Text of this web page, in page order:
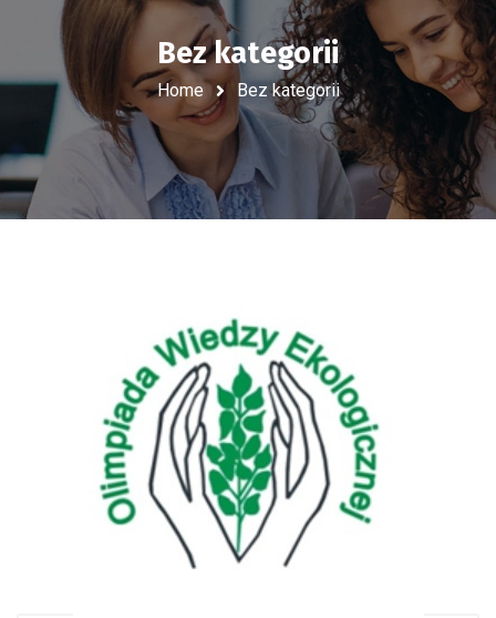
Bez kategorii
Home Bez kategorii